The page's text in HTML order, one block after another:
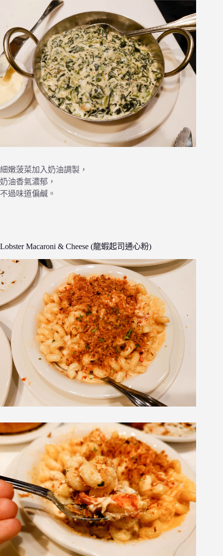
細嫩菠菜加入奶油調製，
奶油香氣濃郁，
不過味道偏鹹。
Lobster Macaroni & Cheese (龍蝦起司通心粉)